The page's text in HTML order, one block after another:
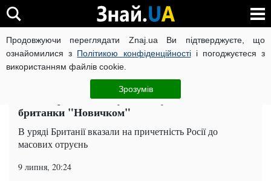
Продовжуючи переглядати Znaj.ua Ви підтверджуєте, що
ознайомилися з Політикою конфіденційностіі погоджуєтеся з
використанням файлів cookie.
Зрозумів
ВІЙНА РОСІЇ ПРОТИ УКРАЇНИ КОРОНАВІРУС В УКРАЇНІ
ЧИТАТЬ НА РУССКОМ
Росію офіційно звинуватили у вбивстві
британки "Новичком"
В уряді Британії вказали на причетність Росії до
масових отруєнь
9 липня, 20:24